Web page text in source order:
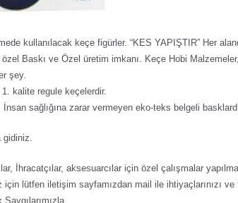
kullanılacak keçe figürler. “KES YAPIŞTIR” Her
Baskı ve Özel üretim imkanı. Keçe Hobi
şey.
1. kalite regule keçelerdir.
sağlığına zarar vermeyen eko-teks belgeli
gidiniz.
İhracatçılar, aksesuarcılar için özel çalışmalar
için lütfen iletişim sayfamızdan mail ile ihtiyaçlarınızı